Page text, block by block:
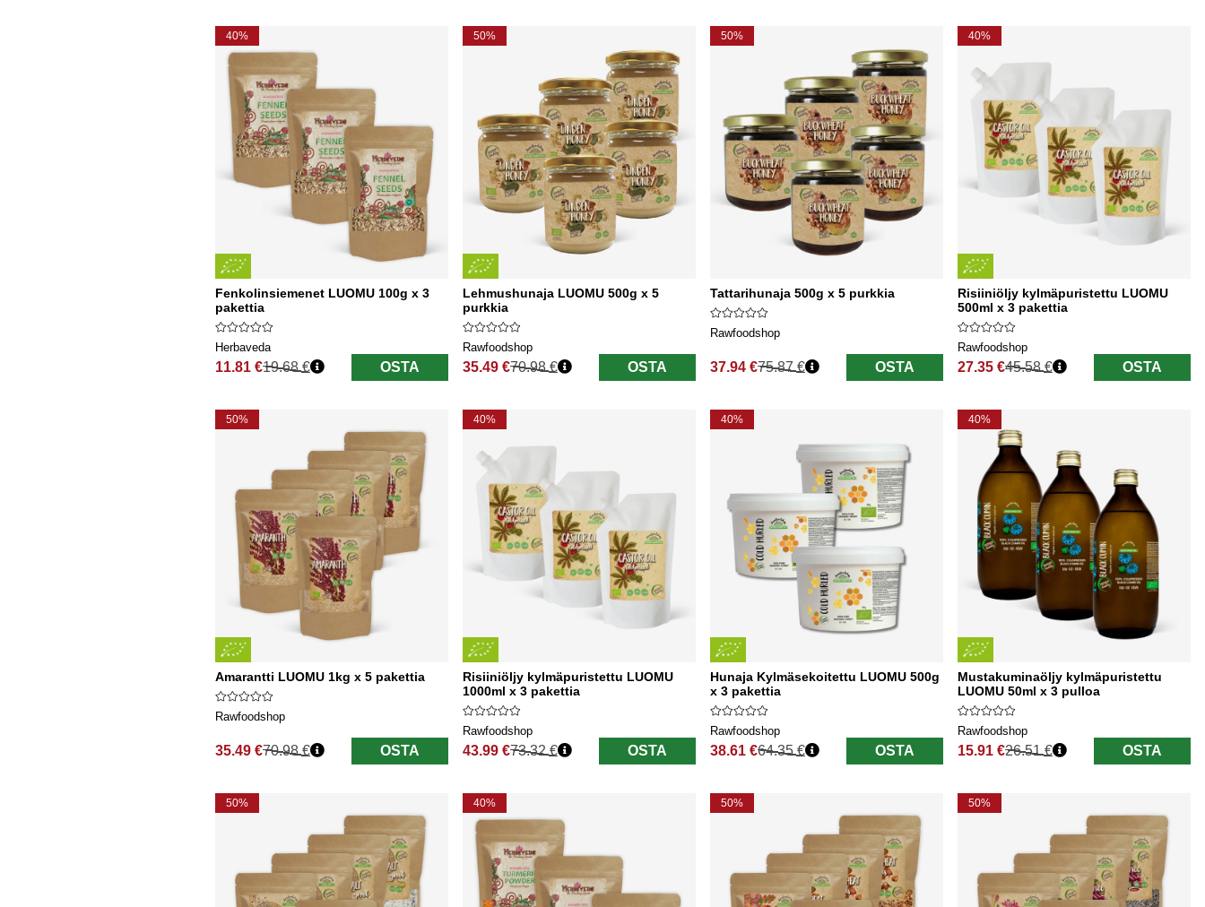
40%
Fenkolinsiemenet LUOMU 100g x 3
pakettia
Herbaveda
11.81 €
Normaali hinta
19.68 € OSTA
50%
Lehmushunaja LUOMU 500g x 5
purkkia
Rawfoodshop
35.49 €
Normaali hinta
70.98 € OSTA
50%
Tattarihunaja 500g x 5 purkkia
Rawfoodshop
37.94 €
Normaali hinta
75.87 € OSTA
40%
Risiiniöljy kylmäpuristettu LUOMU
500ml x 3 pakettia
Rawfoodshop
27.35 €
Normaali hinta
45.58 € OSTA
50%
Amarantti LUOMU 1kg x 5 pakettia
Rawfoodshop
35.49 €
Normaali hinta
70.98 € OSTA
40%
Risiiniöljy kylmäpuristettu LUOMU
1000ml x 3 pakettia
Rawfoodshop
43.99 €
Normaali hinta
73.32 € OSTA
40%
Hunaja Kylmäsekoitettu LUOMU 500g
x 3 pakettia
Rawfoodshop
38.61 €
Normaali hinta
64.35 € OSTA
40%
Mustakuminaöljy kylmäpuristettu
LUOMU 50ml x 3 pulloa
Rawfoodshop
15.91 €
Normaali hinta
26.51 € OSTA
50% 40% 50% 50%